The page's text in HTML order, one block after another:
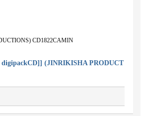
CD1822CAMIN
(JINRIKISHA PRODUCT